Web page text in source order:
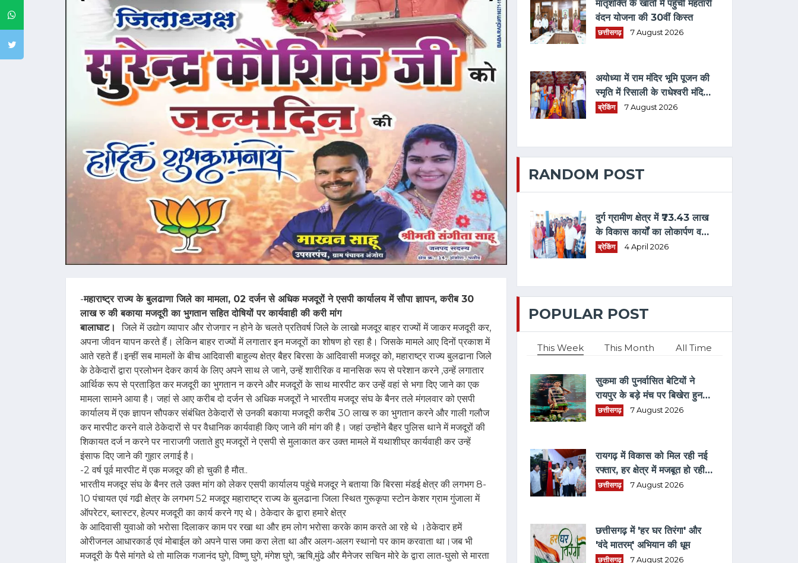
-महाराष्ट्र राज्य के बुलढाणा जिले का मामला, 02 दर्जन से अधिक मजदूरों ने एसपी कार्यालय में सौपा ज्ञापन, करीब 30
लाख रु की बकाया मजदूरी का भुगतान सहित दोषियों पर कार्यवाही की करी मांग
बालाघाट।जिले में उद्योग व्यापार और रोजगार न होने के चलते प्रतिवर्ष जिले के लाखो मजदूर बाहर राज्यों में जाकर मजदूरी कर,
अपना जीवन यापन करते हैं। लेकिन बाहर राज्यों में लगातार इन मजदूरों का शोषण हो रहा है। जिसके मामले आए दिनों प्रकाश में
आते रहते हैं।इन्हीं सब मामलों के बीच आदिवासी बाहुल्य क्षेत्र बैहर बिरसा के आदिवासी मजदूर को, महाराष्ट्र राज्य बुलढाना जिले
के ठेकेदारों द्वारा प्रलोभन देकर कार्य के लिए अपने साथ ले जाने, उन्हें शारीरिक व मानसिक रूप से परेशान करने ,उन्हें लगातार
आर्थिक रूप से प्रताड़ित कर मजदूरी का भुगतान न करने और मजदूरों के साथ मारपीट कर उन्हें वहां से भगा दिए जाने का एक
मामला सामने आया है। जहां से आए करीब दो दर्जन से अधिक मजदूरों ने भारतीय मजदूर संघ के बैनर तले मंगलवार को एसपी
कार्यालय में एक ज्ञापन सौपकर संबंधित ठेकेदारों से उनकी बकाया मजदूरी करीब 30 लाख रु का भुगतान करने और गाली गलौज
कर मारपीट करने वाले ठेकेदारों से पर वैधानिक कार्यवाही किए जाने की मांग की है। जहां उन्होंने बैहर पुलिस थाने में मजदूरों की
शिकायत दर्ज न करने पर नाराजगी जताते हुए मजदूरों ने एसपी से मुलाकात कर उक्त मामले में यथाशीघ्र कार्यवाही कर उन्हें
इंसाफ दिए जाने की गुहार लगाई है।
-2 वर्ष पूर्व मारपीट में एक मजदूर की हो चुकी है मौत..
भारतीय मजदूर संघ के बैनर तले उक्त मांग को लेकर एसपी कार्यालय पहुंचे मजदूर ने बताया कि बिरसा मंडई क्षेत्र की लगभग 8-
10 पंचायत एवं गढी क्षेत्र के लगभग 52 मजदूर महाराष्ट्र राज्य के बुलढाना जिला स्थित गुरूकृपा स्टोन केशर ग्राम गुंजाला में
ऑपरेटर, ब्लास्टर, हेल्पर मजदूरी का कार्य करने गए थे। ठेकेदार के द्वारा हमारे क्षेत्र
के आदिवासी युवाओ को भरोसा दिलाकर काम पर रखा था और हम लोग भरोसा करके काम करते आ रहे थे ।ठेकेदार हमें
ओरीजनल आधारकार्ड एवं मोबाईल को अपने पास जमा करा लेता था और अलग-अलग स्थानो पर काम करवाता था।जब भी
मजदूरी के पैसे मांगते थे तो मालिक गजानंद घुगे, विष्णु घुगे, मंगेश घुगे, ऋषि,मुंढे और मैनेजर सचिन मोरे के द्वारा लात-घुसो से मारता
मातृशक्ति के खातों में पहुँची महतारी
वंदन योजना की 30वीं किस्त
छत्तीसगढ़ 7 August 2026
अयोध्या में राम मंदिर भूमि पूजन की
स्मृति में रिसाली के राधेश्वरी मंदिर
में धार्मिक आयोजन
ब्रेकिंग 7 August 2026
RANDOM POST
दुर्ग ग्रामीण क्षेत्र में ₹73.43 लाख
के विकास कार्यों का लोकार्पण व
भूमिपूजन
ब्रेकिंग 4 April 2026
POPULAR POST
This Week This Month All Time
सुकमा की पुनर्वासित बेटियों ने
रायपुर के बड़े मंच पर बिखेरा हुनर,
पारंपरिक परिधानों में किया रैंप वॉक
छत्तीसगढ़ 7 August 2026
रायगढ़ में विकास को मिल रही नई
रफ्तार, हर क्षेत्र में मजबूत हो रही
सुविधाओं की नींव: वित्त मंत्री ओपी
छत्तीसगढ़ 7 August 2026
छत्तीसगढ़ में 'हर घर तिरंगा' और
'वंदे मातरम्' अभियान की धूम
छत्तीसगढ़ 7 August 2026
Whatsapp
Twitter